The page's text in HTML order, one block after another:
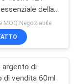
56
della
MOQ:Negoziabile
argento di
di vendita 60ml